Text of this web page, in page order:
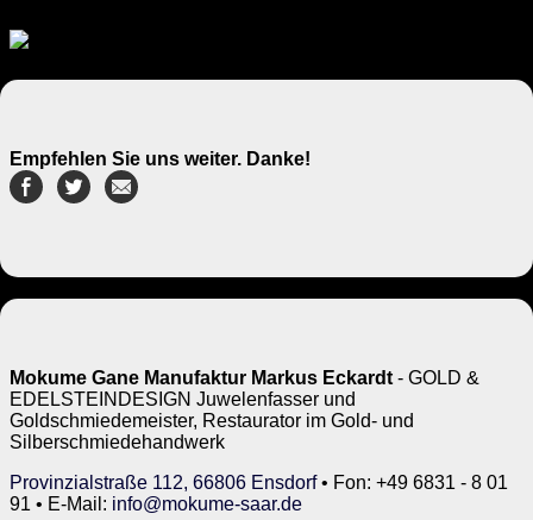
Empfehlen Sie uns weiter. Danke!
Mokume Gane Manufaktur Markus Eckardt - GOLD &
EDELSTEINDESIGN Juwelenfasser und
Goldschmiedemeister, Restaurator im Gold- und
Silberschmiedehandwerk
Provinzialstraße 112, 66806 Ensdorf• Fon: +49 6831 - 8 01
91 • E-Mail: info@mokume-saar.de